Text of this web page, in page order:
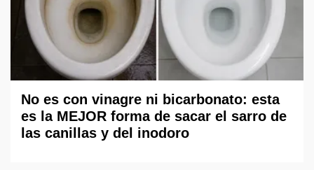
No es con vinagre ni bicarbonato: esta
es la MEJOR forma de sacar el sarro de
las canillas y del inodoro